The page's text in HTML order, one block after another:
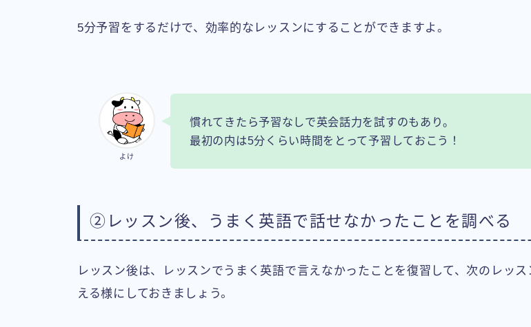
5分予習をするだけで、効率的なレッスンにすることができますよ。
よけ
慣れてきたら予習なしで英会話力を試すのもあり。
最初の内は5分くらい時間をとって予習しておこう！
②レッスン後、うまく英語で話せなかったことを調べる
レッスン後は、レッスンでうまく英語で言えなかったことを復習して、次のレッス
える様にしておきましょう。